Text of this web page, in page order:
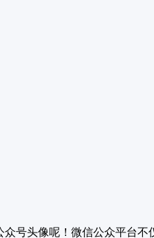
号头像呢！微信公众平台